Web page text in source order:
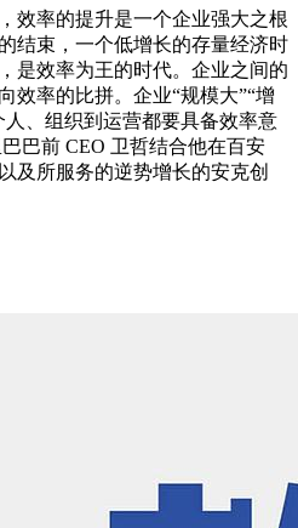
效率的提升是一个企业强大之根
结束，一个低增长的存量经济时
是效率为王的时代。企业之间的
效率的比拼。企业“规模大”“增
、组织到运营都要具备效率意
巴前 CEO 卫哲结合他在百安
及所服务的逆势增长的安克创